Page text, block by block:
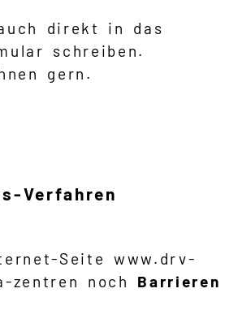
direkt in das
schreiben.
gern.
Verfahren
Seite www.drv-
zentren noch Barrieren